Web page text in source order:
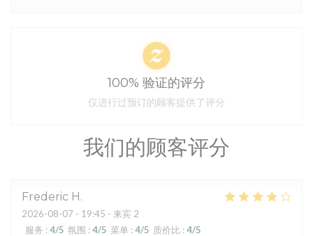
我们的顾客评分
Frederic H
2026-08-07 - 19:45 - 来宾 2
服务 : 4/5 氛围 : 4/5 菜单 : 4/5 质价比 : 4/5
100% 验证的评分
仅进行过预订的顾客提供了评分